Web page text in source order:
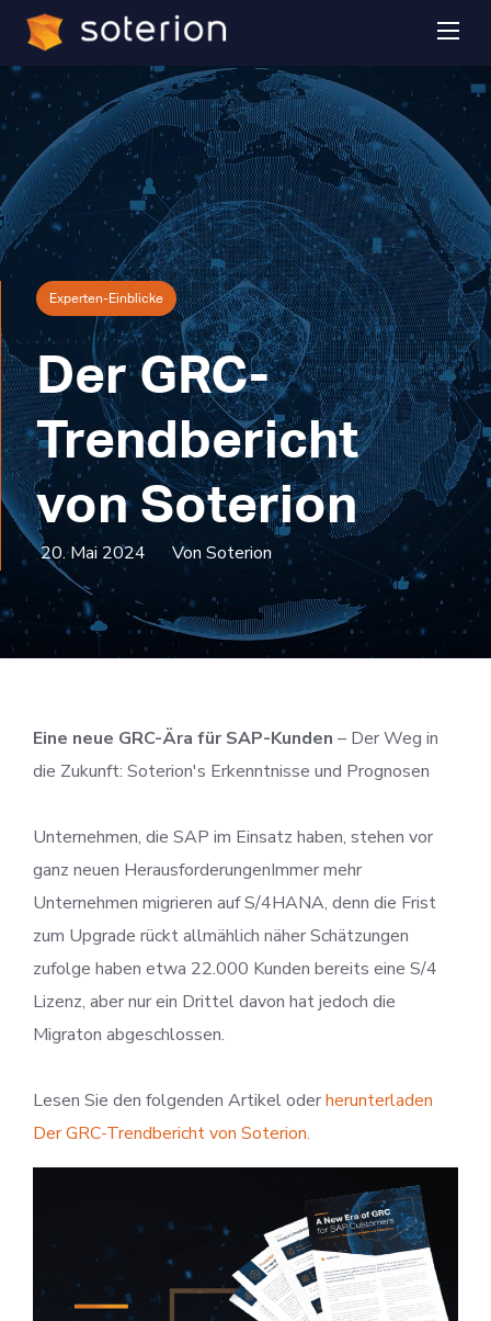
Experten-Einblicke
Der GRC-
Trendbericht
von Soterion
20. Mai 2024 Von Soterion
Eine neue GRC-Ära für SAP-Kunden – Der Weg in
die Zukunft: Soterion's Erkenntnisse und Prognosen
Unternehmen, die SAP im Einsatz haben, stehen vor
ganz neuen HerausforderungenImmer mehr
Unternehmen migrieren auf S/4HANA, denn die Frist
zum Upgrade rückt allmählich näher Schätzungen
zufolge haben etwa 22.000 Kunden bereits eine S/4
Lizenz, aber nur ein Drittel davon hat jedoch die
Migraton abgeschlossen.
Lesen Sie den folgenden Artikel oderherunterladen
Der GRC-Trendbericht von Soterion.